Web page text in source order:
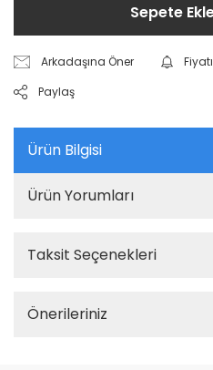
Sepete
Arkadaşına Öner
Paylaş
Ürün Bilgisi
Ürün Yorumları
Taksit Seçenekleri
Önerileriniz